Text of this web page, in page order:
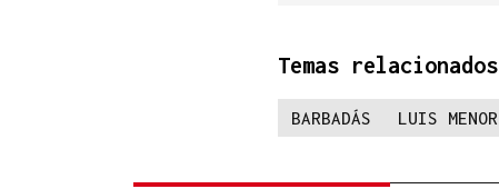
Temas relacionados
BARBADÁS LUIS MENOR